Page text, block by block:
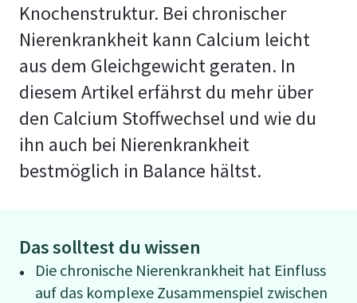
Knochenstruktur. Bei chronischer
Nierenkrankheit kann Calcium leicht
aus dem Gleichgewicht geraten. In
diesem Artikel erfährst du mehr über
den Calcium Stoffwechsel und wie du
ihn auch bei Nierenkrankheit
bestmöglich in Balance hältst.
Das solltest du wissen
Die chronische Nierenkrankheit hat Einfluss
auf das komplexe Zusammenspiel zwischen